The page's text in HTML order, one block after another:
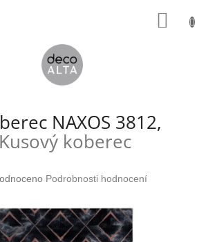
NAXOS 3812,
Kusový koberec
Podrobnosti hodnocení